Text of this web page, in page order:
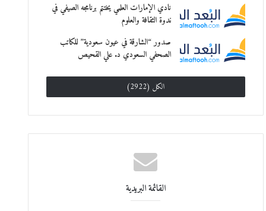
نادي الإمارات العلمي يختتم برنامجه الصيفي في
ندوة الثقافة والعلوم
صدور “الشارقة في عيون سعودية” للكاتب
الصحفي السعودي د. علي القحيص
الكل (2922)
القائمة البريدية